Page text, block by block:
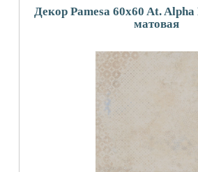
Декор Pamesa 60x60 At. Alpha
матовая